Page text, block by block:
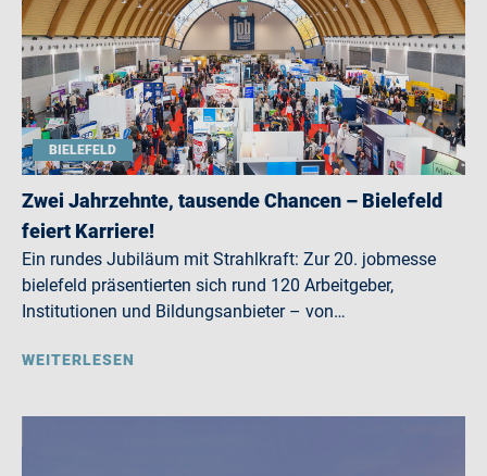
BIELEFELD
Zwei Jahrzehnte, tausende Chancen – Bielefeld
feiert Karriere!
Ein rundes Jubiläum mit Strahlkraft: Zur 20. jobmesse
bielefeld präsentierten sich rund 120 Arbeitgeber,
Institutionen und Bildungsanbieter – von…
WEITERLESEN